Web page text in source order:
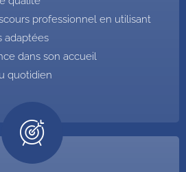
professionnel en utilisant
adaptées
dans son accueil
quotidien